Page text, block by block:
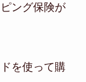
ング保険が
を使って購